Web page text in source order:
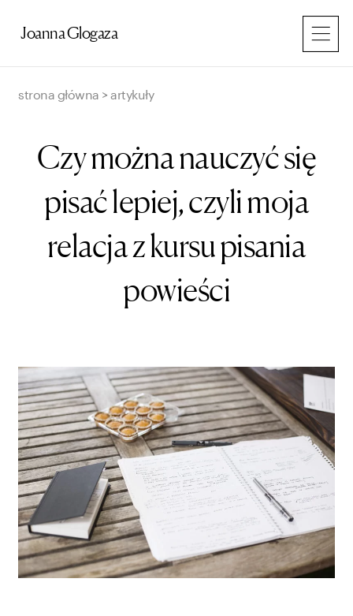
Joanna Glogaza
strona główna > artykuły
Czy można nauczyć się
pisać lepiej, czyli moja
relacja z kursu pisania
powieści